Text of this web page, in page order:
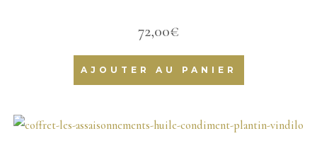
72,00€
AJOUTER AU PANIER